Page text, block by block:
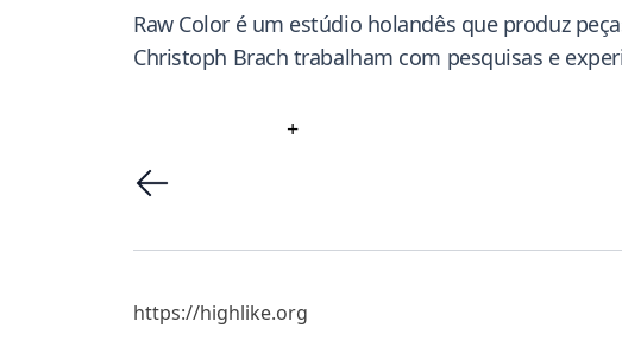
Raw Color é um estúdio holandês que produz
Christoph Brach trabalham com pesquisas e
+
https://highlike.org